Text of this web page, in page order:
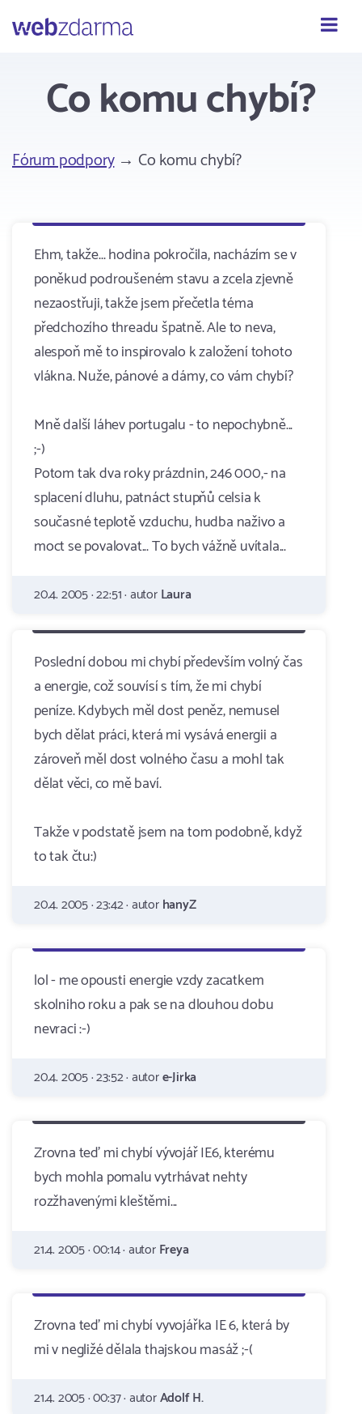
Webzdarma
Co komu chybí?
Fórum podpory→ Co komu chybí?
Ehm, takže... hodina pokročila, nacházím se v
poněkud podroušeném stavu a zcela zjevně
nezaostřuji, takže jsem přečetla téma
předchozího threadu špatně. Ale to neva,
alespoň mě to inspirovalo k založení tohoto
vlákna. Nuže, pánové a dámy, co vám chybí?
Mně další láhev portugalu - to nepochybně...
;-)
Potom tak dva roky prázdnin, 246 000,- na
splacení dluhu, patnáct stupňů celsia k
současné teplotě vzduchu, hudba naživo a
moct se povalovat... To bych vážně uvítala...
20.4. 2005 · 22:51 · autorLaura
Poslední dobou mi chybí především volný čas
a energie, což souvísí s tím, že mi chybí
peníze. Kdybych měl dost peněz, nemusel
bych dělat práci, která mi vysává energii a
zároveň měl dost volného času a mohl tak
dělat věci, co mě baví.
Takže v podstatě jsem na tom podobně, když
to tak čtu:)
20.4. 2005 · 23:42 · autorhanyZ
lol - me opousti energie vzdy zacatkem
skolniho roku a pak se na dlouhou dobu
nevraci :-)
20.4. 2005 · 23:52 · autore-Jirka
Zrovna teď mi chybí vývojář IE6, kterému
bych mohla pomalu vytrhávat nehty
rozžhavenými kleštěmi...
21.4. 2005 · 00:14 · autorFreya
Zrovna teď mi chybí vyvojářka IE 6, která by
mi v negližé dělala thajskou masáž ;-(
21.4. 2005 · 00:37 · autorAdolf H.